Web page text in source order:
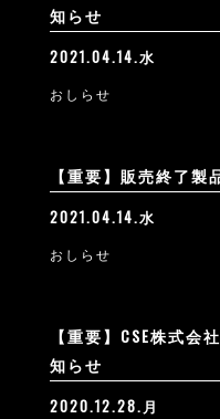
知らせ
2021.04.14.水
おしらせ
【重要】販売終了製
2021.04.14.水
おしらせ
【重要】CSE株式
知らせ
2020.12.28.月